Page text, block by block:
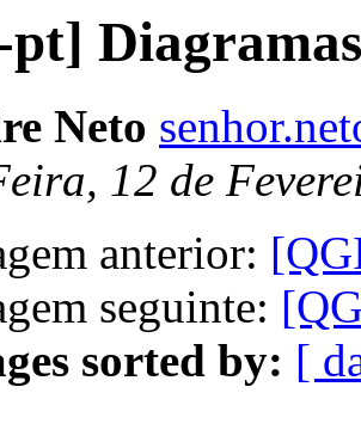
Diagramas
Neto
12 de
anterior:
seguinte:
sorted by: [